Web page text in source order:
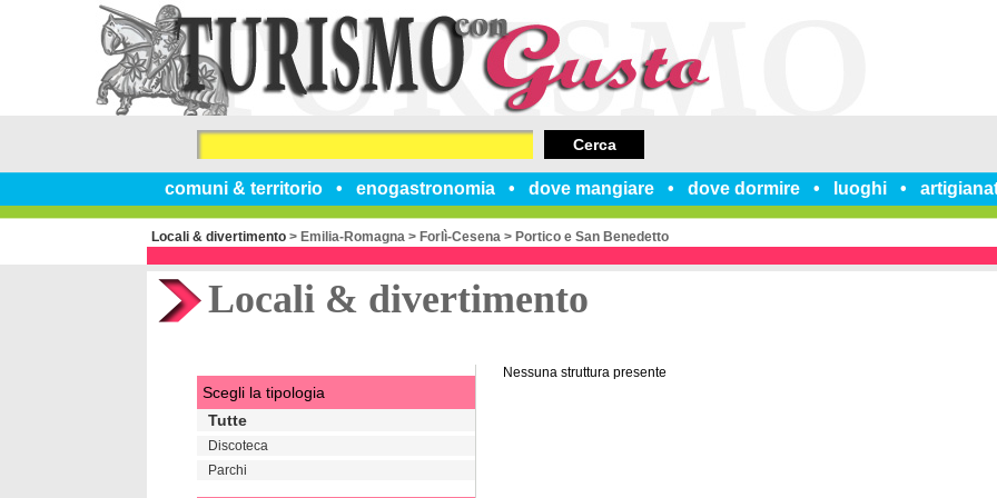
comuni & territorio enogastronomia dove mangiare dove dormire luoghi
Cerca
Locali & divertimento > Emilia-Romagna > Forlì-Cesena > Portico e San Benedetto
Locali & divertimento
Nessuna struttura presente
Scegli la tipologia
Tutte
Discoteca
Parchi